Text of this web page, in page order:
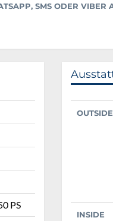
SMS ODER VIBER
PS
OUTSIDE
INSIDE